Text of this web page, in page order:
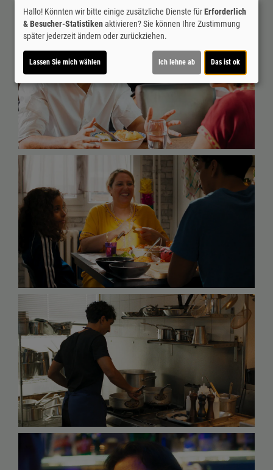
Hallo! Könnten wir bitte einige zusätzliche Dienste fürErforderlich
& Besucher-Statistikenaktivieren? Sie können Ihre Zustimmung
später jederzeit ändern oder zurückziehen.
Lassen Sie mich wählen Ich lehne ab Das ist ok